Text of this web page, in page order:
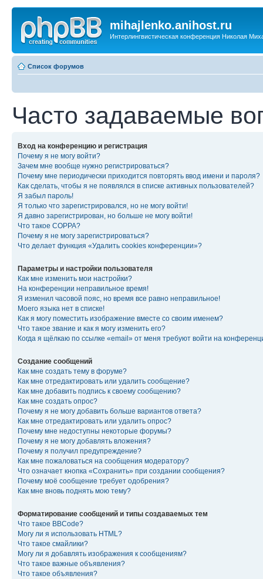
mihajlenko.anihost.ru
Интерлингвистическая конференция Николая
Список форумов
Часто задаваемые
Вход на конференцию и регистрация
Почему я не могу войти?
Зачем мне вообще нужно регистрироваться?
Почему мне периодически приходится повторять ввод имени и пароля?
Как сделать, чтобы я не появлялся в списке активных пользователей?
Я забыл пароль!
Я только что зарегистрировался, но не могу войти!
Я давно зарегистрирован, но больше не могу войти!
Что такое COPPA?
Почему я не могу зарегистрироваться?
Что делает функция «Удалить cookies конференции»?
Параметры и настройки пользователя
Как мне изменить мои настройки?
На конференции неправильное время!
Я изменил часовой пояс, но время все равно неправильное!
Моего языка нет в списке!
Как я могу поместить изображение вместе со своим именем?
Что такое звание и как я могу изменить его?
Когда я щёлкаю по ссылке «email» от меня требуют войти на
Создание сообщений
Как мне создать тему в форуме?
Как мне отредактировать или удалить сообщение?
Как мне добавить подпись к своему сообщению?
Как мне создать опрос?
Почему я не могу добавить больше вариантов ответа?
Как мне отредактировать или удалить опрос?
Почему мне недоступны некоторые форумы?
Почему я не могу добавлять вложения?
Почему я получил предупреждение?
Как мне пожаловаться на сообщения модератору?
Что означает кнопка «Сохранить» при создании сообщения?
Почему моё сообщение требует одобрения?
Как мне вновь поднять мою тему?
Форматирование сообщений и типы создаваемых тем
Что такое BBCode?
Могу ли я использовать HTML?
Что такое смайлики?
Могу ли я добавлять изображения к сообщениям?
Что такое важные объявления?
Что такое объявления?